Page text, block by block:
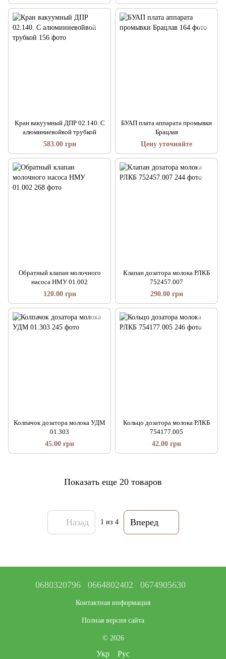
Кран вакуумный ДПР 02.140. С
алюминиевойвой трубкой
583.00 грн
БУАП плата аппарата промывки
Брацлав
Цену уточняйте
Обратный клапан молочного
насоса НМУ 01.002
120.00 грн
Клапан дозатора молока РЛКБ
752457.007
290.00 грн
Колпачок дозатора молока УДМ
01.303
45.00 грн
Кольцо дозатора молока РЛКБ
754177.005
42.00 грн
Показать еще 20 товаров
Назад 1 из 4 Вперед
0680320796 0664802402 0674905630
Контактная информация
Полная версия сайта
© 2026
Укр Рус